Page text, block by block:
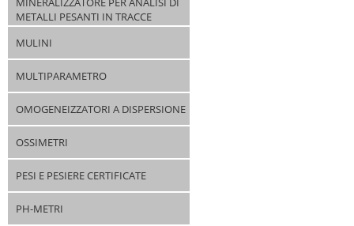
METALLI PESANTI IN TRACCE
MULINI
MULTIPARAMETRO
OMOGENEIZZATORI A DISPERSIONE
OSSIMETRI
PESI E PESIERE CERTIFICATE
PH-METRI